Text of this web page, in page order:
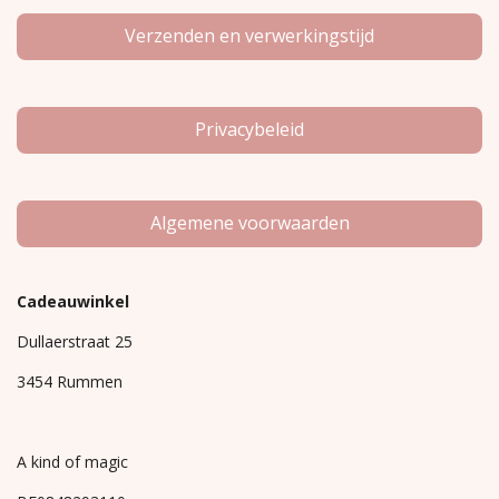
Verzenden en verwerkingstijd
Privacybeleid
Algemene voorwaarden
Cadeauwinkel
Dullaerstraat 25
3454 Rummen
A kind of magic